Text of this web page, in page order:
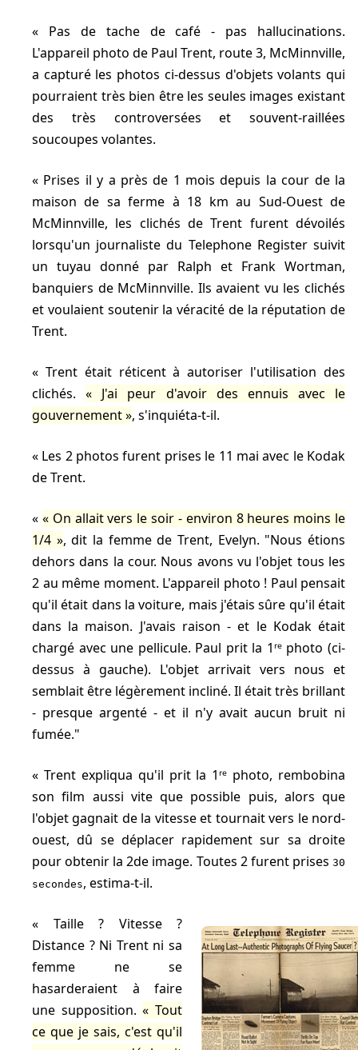
Pas de tache de café - pas hallucinations.
L'appareil photo de Paul Trent, route 3, McMinnville,
a capturé les photos ci-dessus d'objets volants qui
pourraient très bien être les seules images existant
des très controversées et souvent-raillées
soucoupes volantes.
Prises il y a près de 1 mois depuis la cour de la
maison de sa ferme à 18 km au Sud-Ouest de
McMinnville, les clichés de Trent furent dévoilés
lorsqu'un journaliste du Telephone Register suivit
un tuyau donné par Ralph et Frank Wortman,
banquiers de McMinnville. Ils avaient vu les clichés
et voulaient soutenir la véracité de la réputation de
Trent.
Trent était réticent à autoriser l'utilisation des
clichés.
J'ai peur d'avoir des ennuis avec le
gouvernement , s'inquiéta-t-il.
Les 2 photos furent prises le 11 mai avec le Kodak
de Trent.
On allait vers le soir - environ 8 heures moins le
1/4
, dit la femme de Trent, Evelyn. "Nous étions
dehors dans la cour. Nous avons vu l'objet tous les
2 au même moment. L'appareil photo ! Paul pensait
qu'il était dans la voiture, mais j'étais sûre qu'il était
dans la maison. J'avais raison - et le Kodak était
chargé avec une pellicule. Paul prit la 1ʳᵉ photo (ci-
dessus à gauche). L'objet arrivait vers nous et
semblait être légèrement incliné. Il était très brillant
- presque argenté - et il n'y avait aucun bruit ni
fumée."
Trent expliqua qu'il prit la 1ʳᵉ photo, rembobina
son film aussi vite que possible puis, alors que
l'objet gagnait de la vitesse et tournait vers le nord-
ouest, dû se déplacer rapidement sur sa droite
pour obtenir la 2de image. Toutes 2 furent prises 30
secondes, estima-t-il.
Taille ? Vitesse ?
Distance ? Ni Trent ni sa
femme ne se
hasarderaient à faire
une supposition.
Tout
ce que je sais, c'est qu'il